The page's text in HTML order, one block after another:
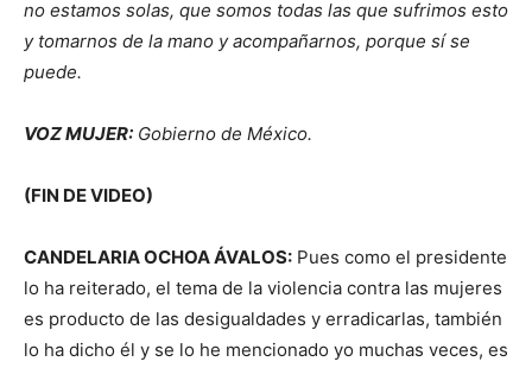
no estamos solas, que somos todas las que sufrimos esto
y tomarnos de la mano y acompañarnos, porque sí se
puede.
VOZ MUJER: Gobierno de México.
(FIN DE VIDEO)
CANDELARIA OCHOA ÁVALOS: Pues como el presidente
lo ha reiterado, el tema de la violencia contra las mujeres
es producto de las desigualdades y erradicarlas, también
lo ha dicho él y se lo he mencionado yo muchas veces, es